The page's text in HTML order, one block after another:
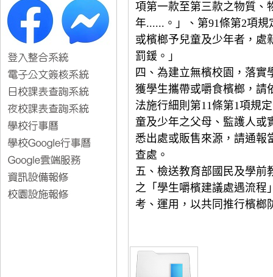
項第一款至第三款之物質、
年......。」、第91條第2項
或檳榔予兒童及少年者，處
罰鍰。」
四、為建立無檳校園，落實
獲學生攜帶或嚼食檳榔，請
法施行細則第11條第1項規
童及少年之父母、監護人或
悉出處或販售來源，請通報
查處。
五、檢送教育部國民及學前
之「學生嚼檳建議處遇流程
考、運用，以共同推行檳榔